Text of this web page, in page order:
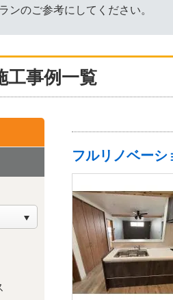
ンのご参考にしてください。
工事例一覧
フルリノベーシ